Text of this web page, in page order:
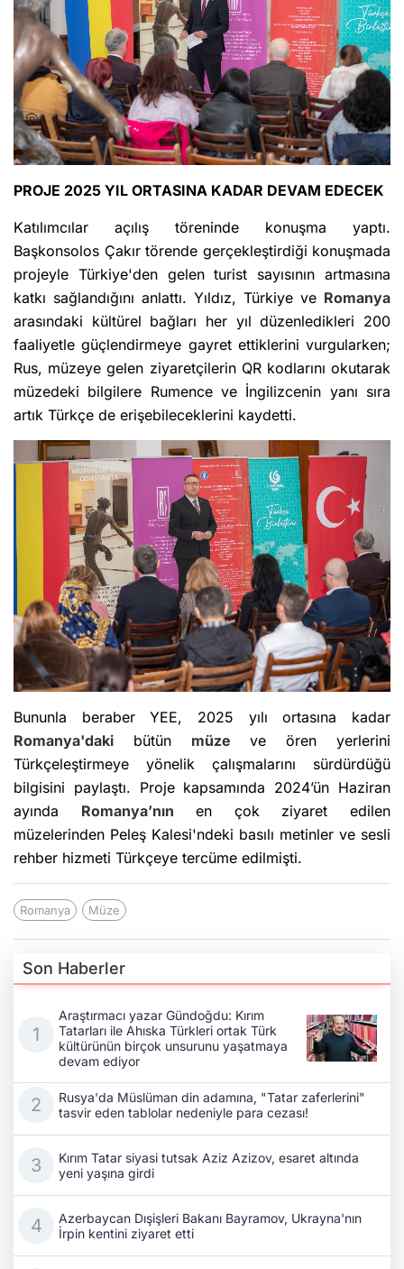
PROJE 2025 YIL ORTASINA KADAR DEVAM EDECEK
Katılımcılar açılış töreninde konuşma yaptı.
Başkonsolos Çakır törende gerçekleştirdiği konuşmada
projeyle Türkiye'den gelen turist sayısının artmasına
katkı sağlandığını anlattı. Yıldız, Türkiye ve Romanya
arasındaki kültürel bağları her yıl düzenledikleri 200
faaliyetle güçlendirmeye gayret ettiklerini vurgularken;
Rus, müzeye gelen ziyaretçilerin QR kodlarını okutarak
müzedeki bilgilere Rumence ve İngilizcenin yanı sıra
artık Türkçe de erişebileceklerini kaydetti.
Bununla beraber YEE, 2025 yılı ortasına kadar
Romanya'daki bütün müze ve ören yerlerini
Türkçeleştirmeye yönelik çalışmalarını sürdürdüğü
bilgisini paylaştı. Proje kapsamında 2024’ün Haziran
ayında Romanya’nın en çok ziyaret edilen
müzelerinden Peleş Kalesi'ndeki basılı metinler ve sesli
rehber hizmeti Türkçeye tercüme edilmişti.
Romanya Müze
Son Haberler
Araştırmacı yazar Gündoğdu: Kırım
Tatarları ile Ahıska Türkleri ortak Türk
kültürünün birçok unsurunu yaşatmaya
devam ediyor
Rusya'da Müslüman din adamına, "Tatar zaferlerini"
tasvir eden tablolar nedeniyle para cezası!
Kırım Tatar siyasi tutsak Aziz Azizov, esaret altında
yeni yaşına girdi
Azerbaycan Dışişleri Bakanı Bayramov, Ukrayna'nın
İrpin kentini ziyaret etti